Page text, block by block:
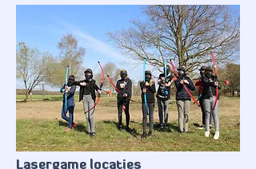
Lasergame locaties